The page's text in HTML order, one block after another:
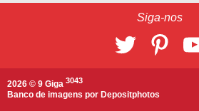
Siga-nos
2026 © 9 Giga 3043
Banco de imagens por Depositphotos